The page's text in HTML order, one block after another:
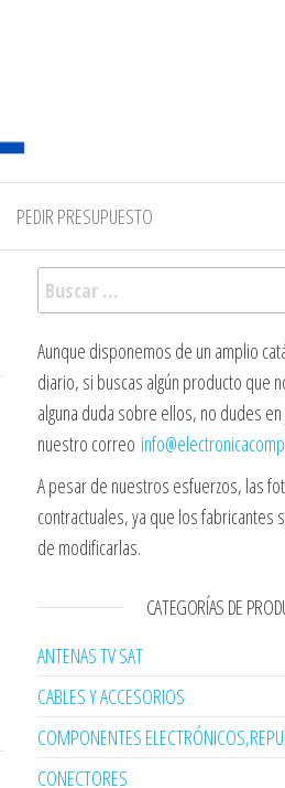
PEDIR PRESUPUESTO
Buscar:
Aunque disponemos de un amplio
diario, si buscas algún producto que
alguna duda sobre ellos, no dudes
nuestro correo
A pesar de nuestros esfuerzos, las
contractuales, ya que los fabricantes
de modificarlas.
CATEGORÍAS DE
ANTENAS TV SAT
CABLES Y ACCESORIOS
COMPONENTES
CONECTORES